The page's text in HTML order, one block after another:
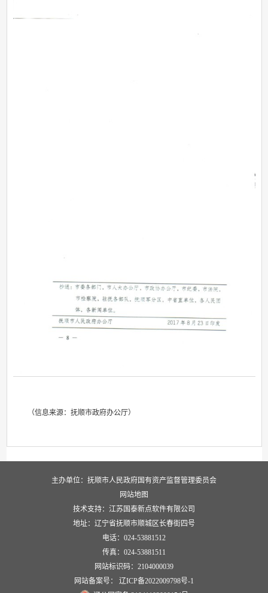
（信息来源：抚顺市政府办公厅）
主办单位：抚顺市人民政府国有资产监督管理委员会
网站地图
技术支持：江苏国泰新点软件有限公司
地址：辽宁省抚顺市顺城区长春街四号
电话：024-53881512
传真：024-53881511
网站标识码：2104000039
网站备案号： 辽ICP备2022009798号-1